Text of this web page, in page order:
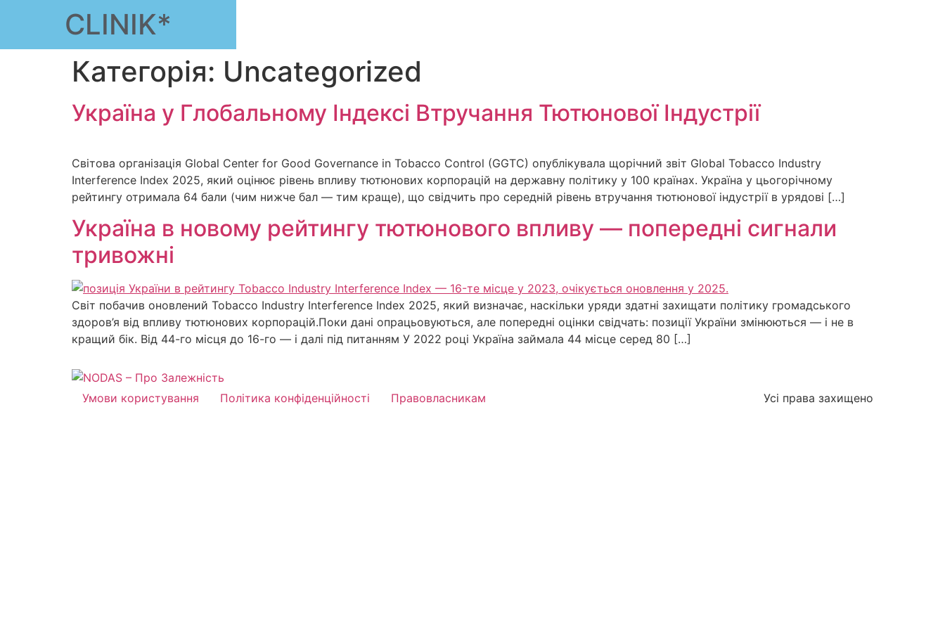
CLINIK*
Категорія: Uncategorized
Україна у Глобальному Індексі Втручання Тютюнової Індустрії
Світова організація Global Center for Good Governance in Tobacco Control (GGTC) опублікувала щорічний звіт Global Tobacco Industry
Interference Index 2025, який оцінює рівень впливу тютюнових корпорацій на державну політику у 100 країнах. Україна у цьогорічному
рейтингу отримала 64 бали (чим нижче бал — тим краще), що свідчить про середній рівень втручання тютюнової індустрії в урядові […]
Україна в новому рейтингу тютюнового впливу — попередні сигнали
тривожні
Світ побачив оновлений Tobacco Industry Interference Index 2025, який визначає, наскільки уряди здатні захищати політику громадського
здоров’я від впливу тютюнових корпорацій.Поки дані опрацьовуються, але попередні оцінки свідчать: позиції України змінюються — і не в
кращий бік. Від 44-го місця до 16-го — і далі під питанням У 2022 році Україна займала 44 місце серед 80 […]
Умови користування Політика конфіденційності Правовласникам Усі права захищено